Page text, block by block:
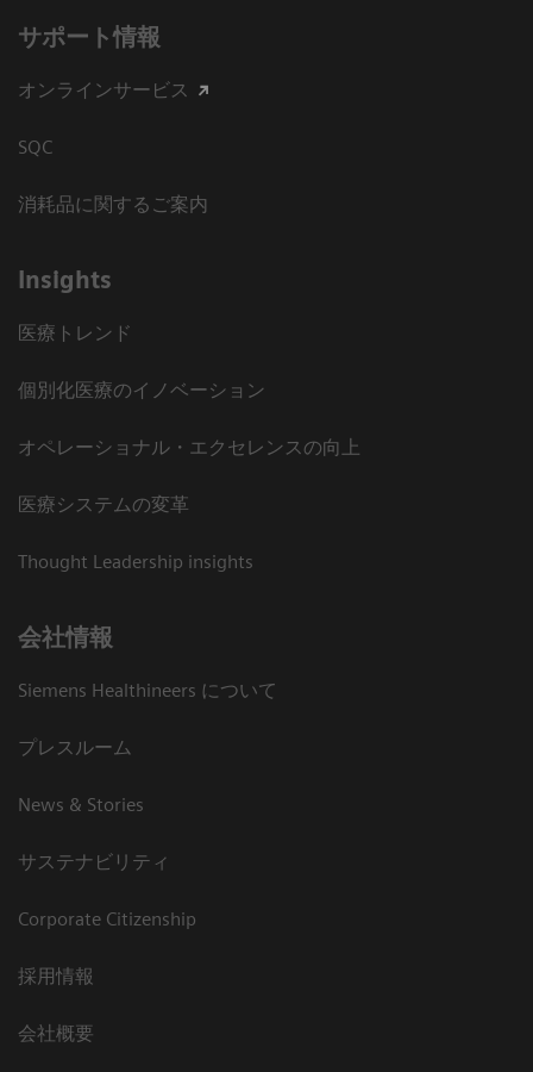
サポート情報
オンラインサービス
SQC
消耗品に関するご案内
Insights
医療トレンド
個別化医療のイノベーション
オペレーショナル・エクセレンスの向上
医療システムの変革
Thought Leadership insights
会社情報
Siemens Healthineers について
プレスルーム
News & Stories
サステナビリティ
Corporate Citizenship
採用情報
会社概要